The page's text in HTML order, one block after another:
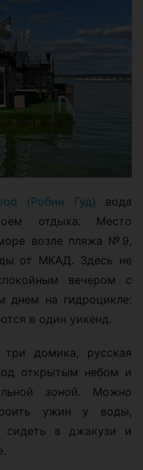
(Робин Гуд) вода
отдыха. Место
возле пляжа №9,
от МКАД. Здесь не
вечером с
днем на гидроцикле:
в один уикенд.
домика, русская
открытым небом и
зоной. Можно
ужин у воды,
в джакузи и